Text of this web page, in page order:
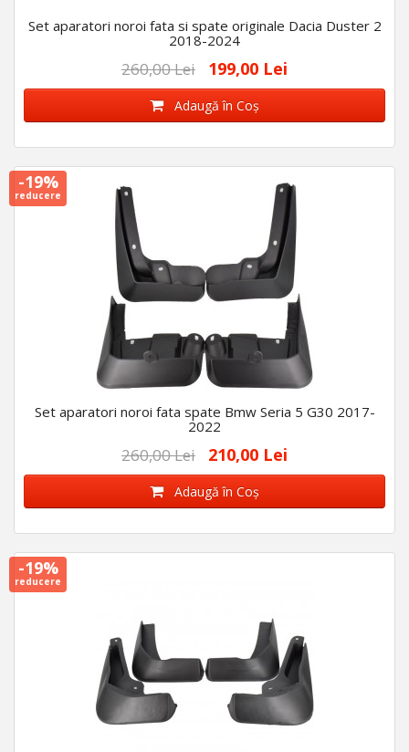
Set aparatori noroi fata si spate originale Dacia Duster 2
2018-2024
260,00 Lei 199,00 Lei
Adaugă în Coş
-19%
reducere
Set aparatori noroi fata spate Bmw Seria 5 G30 2017-
2022
260,00 Lei 210,00 Lei
Adaugă în Coş
-19%
reducere